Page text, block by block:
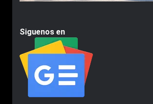
Siguenos en